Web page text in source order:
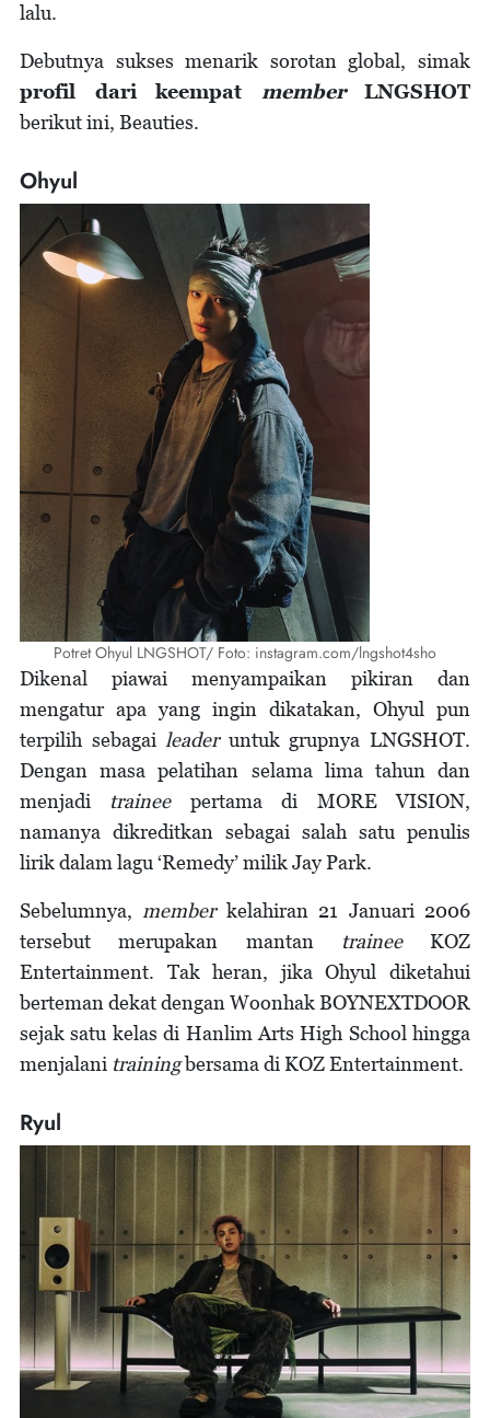
lalu.
Debutnya sukses menarik sorotan global, simak
profil dari keempat
memberLNGSHOT
berikut ini, Beauties.
Ohyul
Potret Ohyul LNGSHOT/ Foto: instagram.com/lngshot4sho
Dikenal piawai menyampaikan pikiran dan
mengatur apa yang ingin dikatakan, Ohyul pun
terpilih sebagai leaderuntuk grupnya LNGSHOT.
Dengan masa pelatihan selama lima tahun dan
menjadi traineepertama di MORE VISION,
namanya dikreditkan sebagai salah satu penulis
lirik dalam lagu ‘Remedy’ milik Jay Park.
Sebelumnya, memberkelahiran 21 Januari 2006
tersebut merupakan mantan
traineeKOZ
Entertainment. Tak heran, jika Ohyul diketahui
berteman dekat dengan Woonhak BOYNEXTDOOR
sejak satu kelas di Hanlim Arts High School hingga
menjalani trainingbersama di KOZ Entertainment.
Ryul